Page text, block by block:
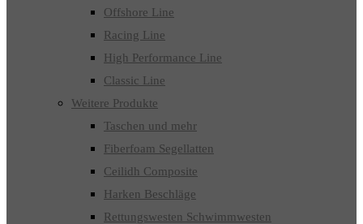
Offshore Line
Racing Line
High Performance Line
Classic Line
Weitere Produkte
Taschen und mehr
Fiberfoam Segellatten
Ceilidh Composite
Harken Beschläge
Rettungswesten Schwimmwesten